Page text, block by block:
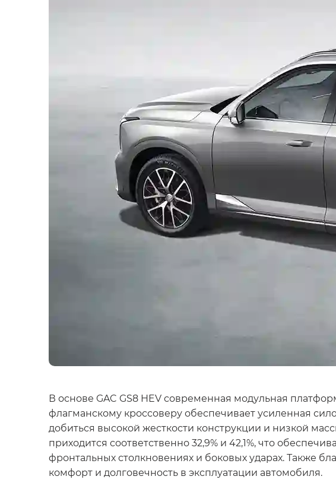
В основе GAC GS8 HEV современная модульная
флагманскому кроссоверу обеспечивает усиленная
добиться высокой жесткости конструкции и низкой
приходится соответственно 32,9% и 42,1%, что
фронтальных столкновениях и боковых ударах. Также
комфорт и долговечность в эксплуатации автомобиля.